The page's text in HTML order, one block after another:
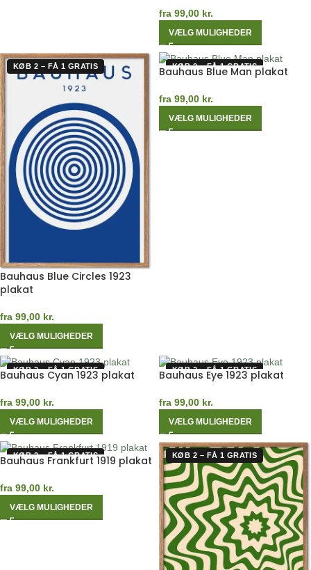
fra 99,00 kr.
VÆLG MULIGHEDER
KØB 2 – FÅ 1 GRATIS
Bauhaus Blue Circles 1923
plakat
fra 99,00 kr.
VÆLG MULIGHEDER
KØB 2 – FÅ 1 GRATIS
Bauhaus Blue Man plakat
fra 99,00 kr.
VÆLG MULIGHEDER
KØB 2 – FÅ 1 GRATIS
Bauhaus Cyan 1923 plakat
fra 99,00 kr.
VÆLG MULIGHEDER
KØB 2 – FÅ 1 GRATIS
Bauhaus Eye 1923 plakat
fra 99,00 kr.
VÆLG MULIGHEDER
KØB 2 – FÅ 1 GRATIS
Bauhaus Frankfurt 1919 plakat
fra 99,00 kr.
VÆLG MULIGHEDER
KØB 2 – FÅ 1 GRATIS